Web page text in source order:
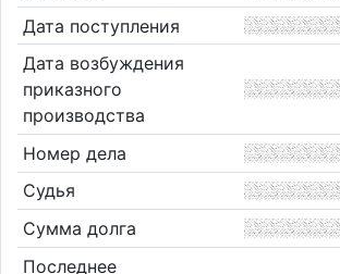
Дата поступления
Дата возбуждения
приказного
производства
Номер дела
Судья
Сумма долга
Последнее